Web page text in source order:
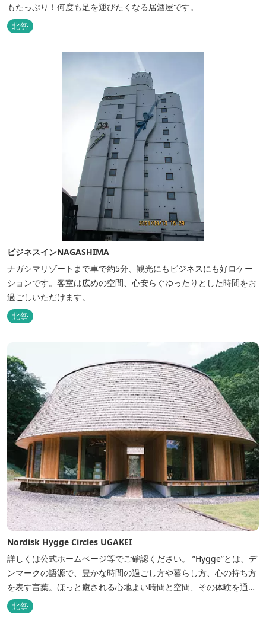
もたっぷり！何度も足を運びたくなる居酒屋です。
北勢
ビジネスインNAGASHIMA
ナガシマリゾートまで車で約5分、観光にもビジネスにも好ロケー
ションです。客室は広めの空間、心安らぐゆったりとした時間をお
過ごしいただけます。
北勢
Nordisk Hygge Circles UGAKEI
詳しくは公式ホームページ等でご確認ください。 ”Hygge”とは、デ
ンマークの語源で、豊かな時間の過ごし方や暮らし方、心の持ち方
を表す言葉。ほっと癒される心地よい時間と空間、その体験を通し
て得られる幸福感のことです。 デンマーク発のアウトドアブランド
「Nordisk（ノルディスク）」と三重県いなべ市が連携して手がけ
北勢